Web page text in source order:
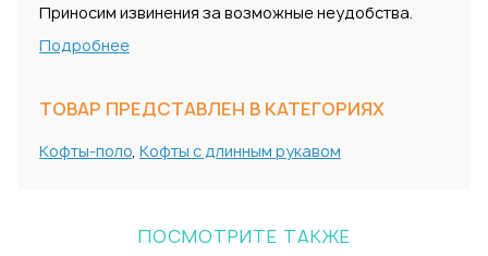
Приносим извинения за возможные неудобства.
Подробнее
ТОВАР ПРЕДСТАВЛЕН В КАТЕГОРИЯХ
Кофты-поло, Кофты с длинным рукавом
ПОСМОТРИТЕ ТАКЖЕ